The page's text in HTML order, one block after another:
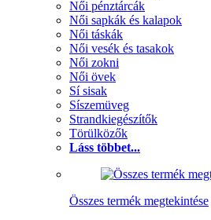
Női pénztárcák
Női sapkák és kalapok
Női táskák
Női vesék és tasakok
Női zokni
Női övek
Sí sisak
Síszemüveg
Strandkiegészítők
Törülközők
Láss többet...
Összes termék megtekintése